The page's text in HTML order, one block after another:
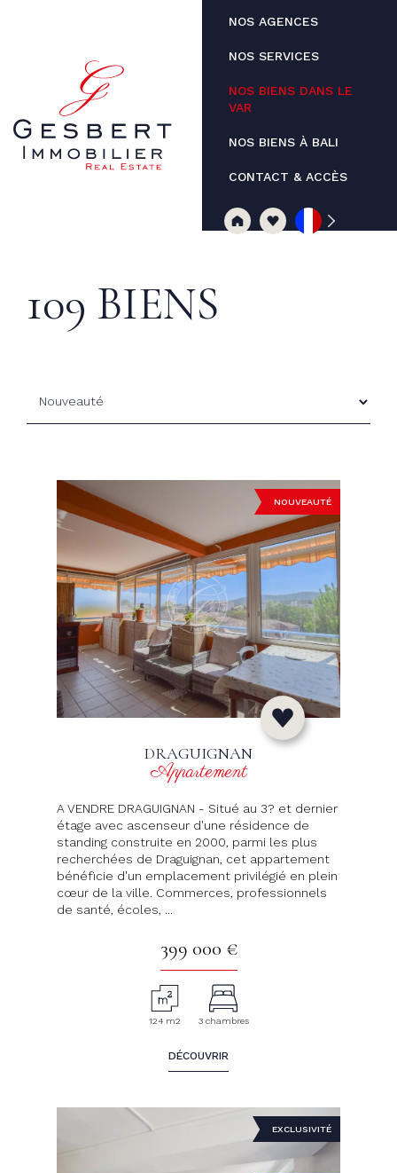
NOS AGENCES
NOS SERVICES
NOS BIENS DANS LE
VAR
NOS BIENS À BALI
CONTACT & ACCÈS
109 BIENS
NOUVEAUTÉ
DRAGUIGNAN
Appartement
A VENDRE DRAGUIGNAN - Situé au 3? et dernier
étage avec ascenseur d'une résidence de
standing construite en 2000, parmi les plus
recherchées de Draguignan, cet appartement
bénéficie d'un emplacement privilégié en plein
cœur de la ville. Commerces, professionnels
de santé, écoles, ...
399 000 €
124 m2 3 chambres
DÉCOUVRIR
EXCLUSIVITÉ